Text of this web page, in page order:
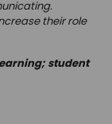
their role
student